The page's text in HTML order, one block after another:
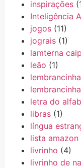
inspirações
Inteligência
jogos (11)
jograis (1)
lamterna
leão (1)
letra do
libras (1)
língua
lista amazon
livrinho (4)
livrinho de